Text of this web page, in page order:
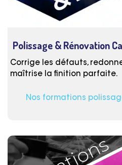
Polissage & Rénovation
Corrige les défauts,
maîtrise la finition parfaite.
Nos formations